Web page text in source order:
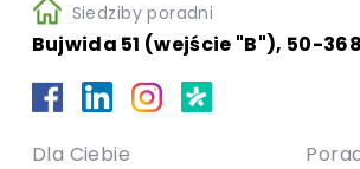
Siedziby poradni
Bujwida 51 (wejście "B"), 50-
Dla Ciebie